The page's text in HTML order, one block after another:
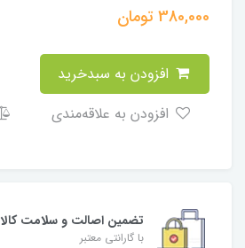
380,000تومان
تضمین اصالت و سلامت کالا
با گارانتی معتبر